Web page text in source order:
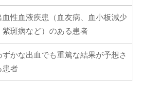
血性血液疾患（血友病、血小板減少
紫斑病など）のある患者
ずかな出血でも重篤な結果が予想さ
患者